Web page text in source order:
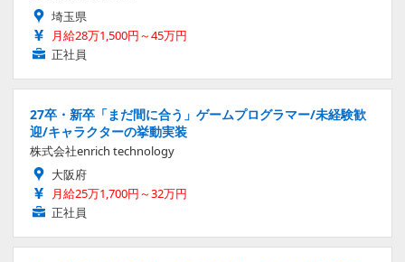
埼玉県
月給28万1,500円～45万円
正社員
27卒・新卒「まだ間に合う」ゲームプログラマー/未経験歓
迎/キャラクターの挙動実装
株式会社enrich technology
大阪府
月給25万1,700円～32万円
正社員